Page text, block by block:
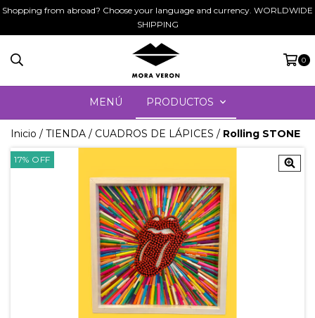
Shopping from abroad? Choose your language and currency. WORLDWIDE
SHIPPING
0
MENÚ PRODUCTOS
Inicio / TIENDA / CUADROS DE LÁPICES / Rolling STONE
17% OFF